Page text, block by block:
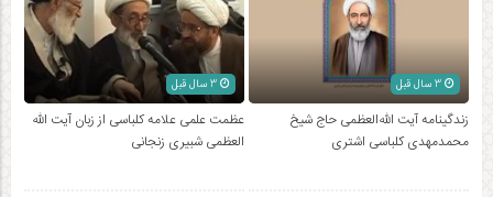
3 سال قبل
زندگینامه آیت الله‌العظمی حاج شیخ
محمدمهدی کلباسی اشتری
عظمت علمی علامه کلباسی از زبان آیت الله
العظمی شبیری زنجانی